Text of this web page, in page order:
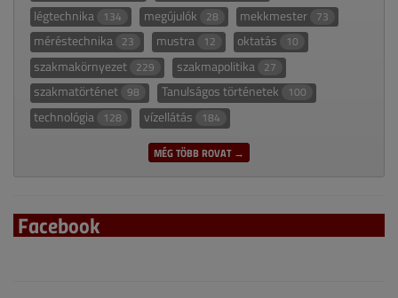
légtechnika 134 megújulók 28 mekkmester 73
méréstechnika 23 mustra 12 oktatás 10
szakmakörnyezet 229 szakmapolitika 27
szakmatörténet 98 Tanulságos történetek 100
technológia 128 vízellátás 184
MÉG TÖBB ROVAT →
Facebook